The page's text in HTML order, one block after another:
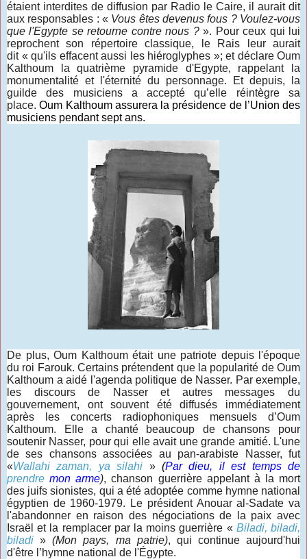
étaient interdites de diffusion par Radio le Caire, il aurait dit
aux responsables : « Vous êtes devenus fous ? Voulez-vous
que l'Egypte se retourne contre nous ?». Pour ceux qui lui
reprochent son répertoire classique, le Rais leur aurait
dit « qu'ils effacent aussi les hiéroglyphes »; et déclare Oum
Kalthoum la quatrième pyramide d'Egypte, rappelant la
monumentalité et l'éternité du personnage. Et depuis, la
guilde des musiciens a accepté qu’elle réintègre sa
place.Oum Kalthoum assurera la présidence de l’Union des
musiciens pendant sept ans.
De plus, Oum Kalthoum était une patriote depuis l'époque
du roi Farouk. Certains prétendent que la popularité de Oum
Kalthoum a aidé l'agenda politique de Nasser. Par exemple,
les discours de Nasser et autres messages du
gouvernement, ont souvent été diffusés immédiatement
après les concerts radiophoniques mensuels d’Oum
Kalthoum. Elle a chanté beaucoup de chansons pour
soutenir Nasser, pour qui elle avait une grande amitié. L'une
de ses chansons associées au pan-arabiste Nasser, fut
«Wallahi zaman, ya silahi »(Par dieu, il est temps de
prendre mon arme), chanson guerrière appelant à la mort
des juifs sionistes, qui a été adoptée comme hymne national
égyptien de 1960-1979. Le président Anouar al-Sadate va
l'abandonner en raison des négociations de la paix avec
Israël et la remplacer par la moins guerrière « Biladi, biladi,
biladi »(Mon pays, ma patrie), qui continue aujourd'hui
d'être l’hymne national de l'Égypte.